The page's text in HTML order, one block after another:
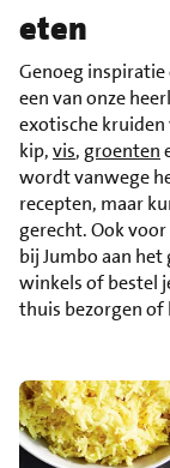
eten
Genoeg inspiratie
een van onze
exotische
kip,vis, groenten
wordt vanwege
recepten, maar
gerecht. Ook
bij Jumbo aan het
winkels of bestel
thuis bezorgen of